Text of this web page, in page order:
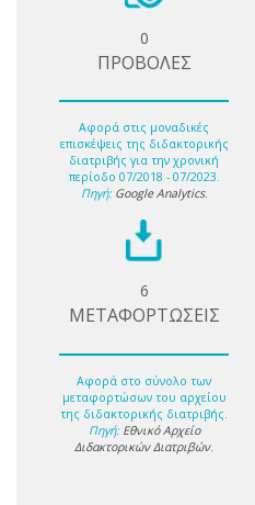
0
ΠΡΟΒΟΛΕΣ
Αφορά στις μοναδικές
επισκέψεις της διδακτορικής
διατριβής για την χρονική
περίοδο 07/2018 - 07/2023.
Πηγή: Google Analytics.
6
ΜΕΤΑΦΟΡΤΩΣΕΙΣ
Αφορά στο σύνολο των
μεταφορτώσων του αρχείου
της διδακτορικής διατριβής.
Πηγή: Εθνικό Αρχείο
Διδακτορικών Διατριβών.